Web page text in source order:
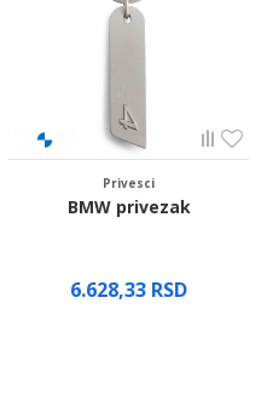
Privesci
BMW privezak
6.628,33 RSD